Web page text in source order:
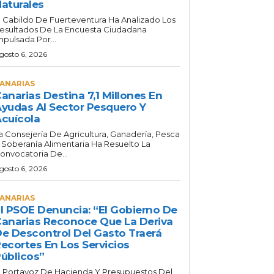
Cabildo De Fuerteventura Ha Analizado Los
De La Encuesta Ciudadana
Por...
6, 2026
Destina 7,1 Millones En
Al Sector Pesquero Y
Consejería De Agricultura, Ganadería, Pesca
Soberanía Alimentaria Ha Resuelto La
De...
6, 2026
PSOE Denuncia: “El Gobierno De
Reconoce Que La Deriva
Descontrol Del Gasto Traerá
En Los Servicios
Portavoz De Hacienda Y Presupuestos Del